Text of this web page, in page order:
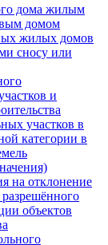
дома жилым
домом
жилых домов
сносу или
и
участков в
категории в
на отклонение
объектов